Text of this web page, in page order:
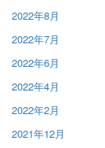
2022年8月
2022年7月
2022年6月
2022年4月
2022年2月
2021年12月